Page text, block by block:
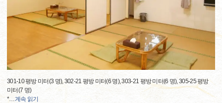
301-10 평방 미터(3 명), 302-21 평방 미터(6 명), 303-21 평방 미터(6 명), 305-25 평방
미터(7 명)
*…계속 읽기